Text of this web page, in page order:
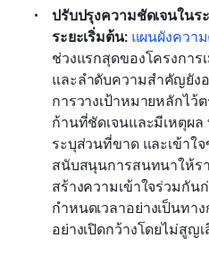
ปรับปรุงความชัดเจนในร
ระยะเริ่มต้น: แผนผังควา
ช่วงแรกสุดของโครงการ
และลำดับความสำคัญยัง
การวางเป้าหมายหลักไว้
ก้านที่ชัดเจนและมีเหตุผ
ระบุส่วนที่ขาด และเข้าใ
สนับสนุนการสนทนาให้ร
สร้างความเข้าใจร่วมกั
กำหนดเวลาอย่างเป็นทา
อย่างเปิดกว้างโดยไม่สูญ